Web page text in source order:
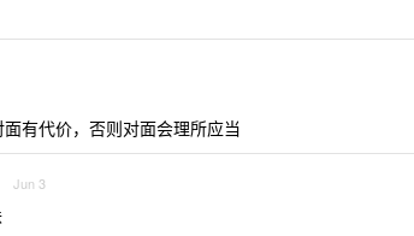
有代价，否则对面会理所应当
Jun 3